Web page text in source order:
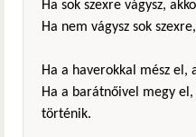
Ha sok szexre vágysz,
Ha nem vágysz sok
Ha a haverokkal mész el,
Ha a barátnőivel megy el,
történik.